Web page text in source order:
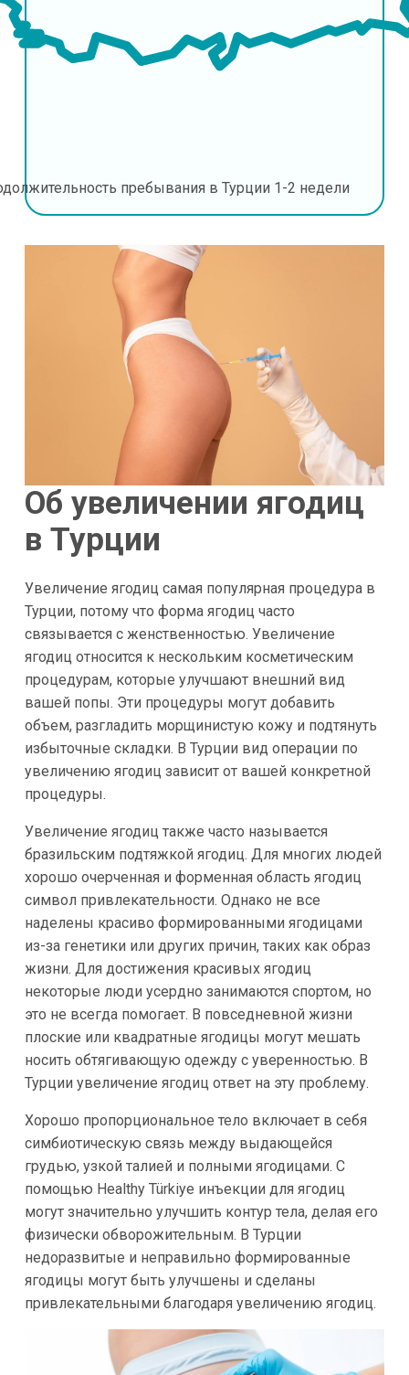
пребывания в Турции 1-2 недели
Об увеличении ягодиц
в Турции
Увеличение ягодиц самая популярная процедура в
Турции, потому что форма ягодиц часто
связывается с женственностью. Увеличение
ягодиц относится к нескольким косметическим
процедурам, которые улучшают внешний вид
вашей попы. Эти процедуры могут добавить
объем, разгладить морщинистую кожу и подтянуть
избыточные складки. В Турции вид операции по
увеличению ягодиц зависит от вашей конкретной
процедуры.
Увеличение ягодиц также часто называется
бразильским подтяжкой ягодиц. Для многих людей
хорошо очерченная и форменная область ягодиц
символ привлекательности. Однако не все
наделены красиво формированными ягодицами
из-за генетики или других причин, таких как образ
жизни. Для достижения красивых ягодиц
некоторые люди усердно занимаются спортом, но
это не всегда помогает. В повседневной жизни
плоские или квадратные ягодицы могут мешать
носить обтягивающую одежду с уверенностью. В
Турции увеличение ягодиц ответ на эту проблему.
Хорошо пропорциональное тело включает в себя
симбиотическую связь между выдающейся
грудью, узкой талией и полными ягодицами. С
помощью Healthy Türkiye инъекции для ягодиц
могут значительно улучшить контур тела, делая его
физически обворожительным. В Турции
недоразвитые и неправильно формированные
ягодицы могут быть улучшены и сделаны
привлекательными благодаря увеличению ягодиц.